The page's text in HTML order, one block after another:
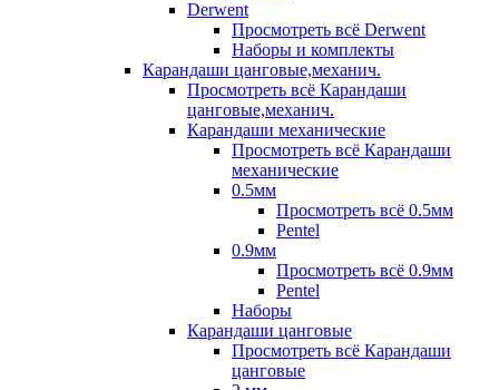
Derwent
Просмотреть всё Derwent
Наборы и комплекты
Карандаши цанговые,механич.
Просмотреть всё Карандаши
цанговые,механич.
Карандаши механические
Просмотреть всё Карандаши
механические
0.5мм
Просмотреть всё 0.5мм
Pentel
0.9мм
Просмотреть всё 0.9мм
Pentel
Наборы
Карандаши цанговые
Просмотреть всё Карандаши
цанговые